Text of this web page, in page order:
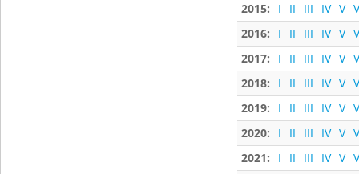
2015:
I II III IV V
2016:
I II III IV V
2017:
I II III IV V
2018:
I II III IV V
2019:
I II III IV V
2020:
I II III IV V
2021:
I II III IV V